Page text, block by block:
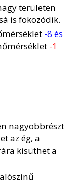
területen
is fokozódik.
-8 és
-1
nagyobbrészt
az ég, a
kisüthet a